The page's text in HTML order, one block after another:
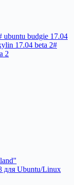
ubuntu budgie 17.04
17.04 beta 2#
2
для Ubuntu/Linux